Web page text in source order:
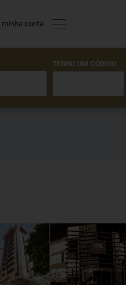
minha conta
TENHO UM CÓDIGO